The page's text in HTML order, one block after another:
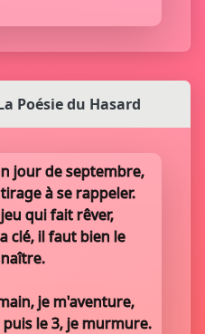
Poésie du Hasard
jour de septembre,
à se rappeler.
qui fait rêver,
clé, il faut bien le
je m'aventure,
puis le 3, je murmure.